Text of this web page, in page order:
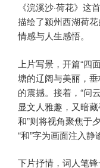
《浣溪沙·荷花》
描绘了颍州西湖荷
情感与人生感悟。
上片写景，开篇“四
塘的辽阔与美丽，
的震撼。接着，“问
显文人雅趣，又暗
和”则将视角聚焦于
“和”字为画面注入静
下片抒情，词人笔